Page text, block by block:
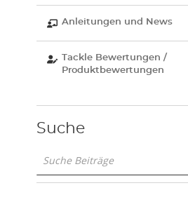
Anleitungen und News
Tackle Bewertungen /
Produktbewertungen
Suche
Beiträge